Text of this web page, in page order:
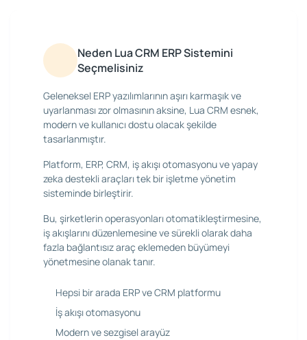
Neden Lua CRM ERP Sistemini
Seçmelisiniz
Geleneksel ERP yazılımlarının aşırı karmaşık ve
uyarlanması zor olmasının aksine, Lua CRM esnek,
modern ve kullanıcı dostu olacak şekilde
tasarlanmıştır.
Platform, ERP, CRM, iş akışı otomasyonu ve yapay
zeka destekli araçları tek bir işletme yönetim
sisteminde birleştirir.
Bu, şirketlerin operasyonları otomatikleştirmesine,
iş akışlarını düzenlemesine ve sürekli olarak daha
fazla bağlantısız araç eklemeden büyümeyi
yönetmesine olanak tanır.
Hepsi bir arada ERP ve CRM platformu
İş akışı otomasyonu
Modern ve sezgisel arayüz